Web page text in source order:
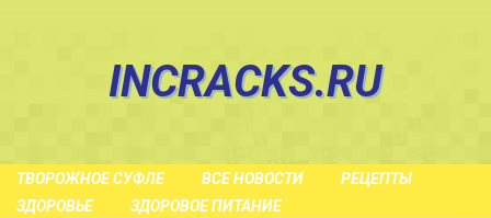
INCRACKS.RU
ТВОРОЖНОЕ СУФЛЕ ВСЕ НОВОСТИ
РЕЦЕПТЫ
ЗДОРОВЬЕ
ЗДОРОВОЕ ПИТАНИЕ